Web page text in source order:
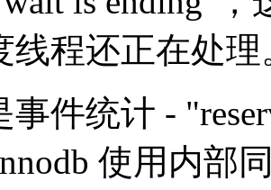
线程还正在处理
事件统计 -
使用内部